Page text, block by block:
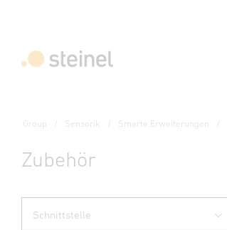
Group Sensorik Smarte Erweiterungen
Zubehör
Schnittstelle